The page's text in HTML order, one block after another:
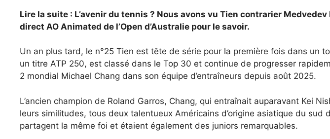
Lire la suite : L’avenir du tennis ? Nous avons vu Tien contrarier
direct AO Animated de l’Open d’Australie pour le savoir.
Un an plus tard, le n°25 Tien est tête de série pour la première fois dans un
un titre ATP 250, est classé dans le Top 30 et continue de progresser
2 mondial Michael Chang dans son équipe d’entraîneurs depuis août 2025.
L’ancien champion de Roland Garros, Chang, qui entraînait auparavant Kei
leurs similitudes, tous deux talentueux Américains d’origine asiatique du sud
partagent la même foi et étaient également des juniors remarquables.